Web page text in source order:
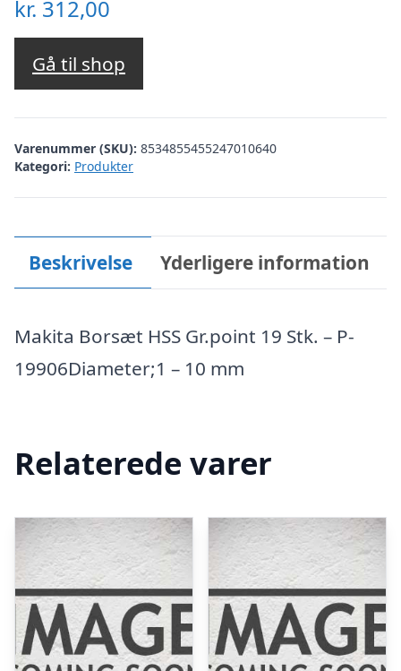
kr. 312,00
Gå til shop
Varenummer (SKU): 8534855455247010640
Kategori: Produkter
Beskrivelse Yderligere information
Makita Borsæt HSS Gr.point 19 Stk. – P-
19906Diameter;1 – 10 mm
Relaterede varer